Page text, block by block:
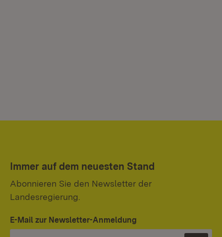
Immer auf dem neuesten Stand
Abonnieren Sie den Newsletter der
Landesregierung.
E-Mail zur Newsletter-Anmeldung